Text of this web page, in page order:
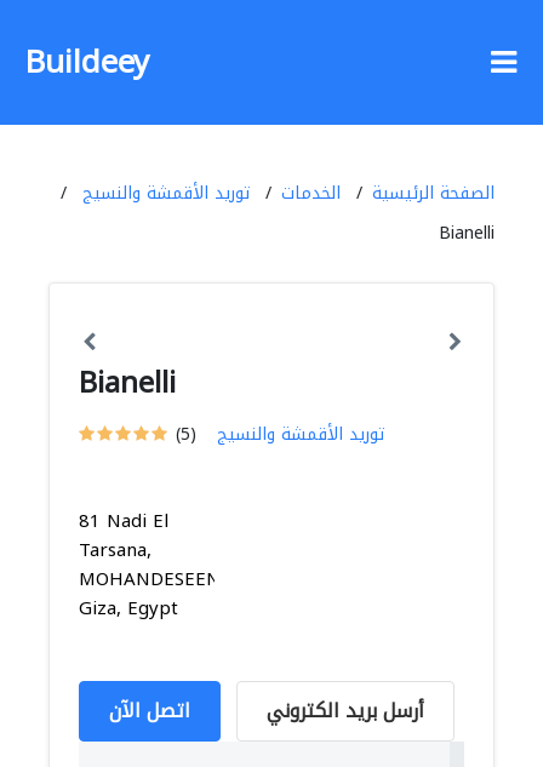
Buildeey
الصفحة الرئيسية الخدمات
توريد الأقمشة والنسيج
Bianelli
Bianelli
(5) توريد الأقمشة والنسيج
81 Nadi El
Tarsana,
MOHANDESEEN,
Giza, Egypt
اتصل الآن أرسل بريد الكتروني